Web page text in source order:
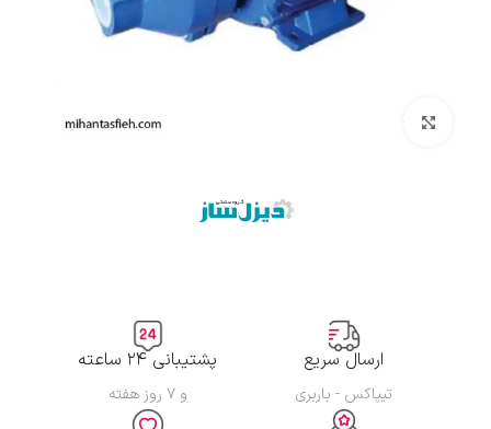
بزرگنمایی تصویر
ارسال سریع
تیپاکس - باربری
پشتیبانی ۲۴ ساعته
و ۷ روز هفته